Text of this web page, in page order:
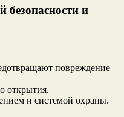
безопасности и
повреждение
открытия.
и системой охраны.